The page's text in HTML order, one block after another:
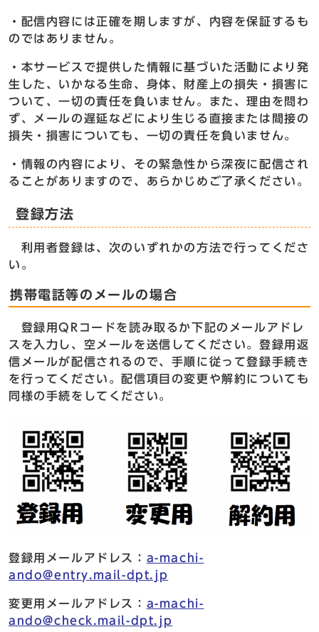
・配信内容には正確を期しますが、内容を保証するも
のではありません。
・本サービスで提供した情報に基づいた活動により発
生した、いかなる生命、身体、財産上の損失・損害に
ついて、一切の責任を負いません。また、理由を問わ
ず、メールの遅延などにより生じる直接または間接の
損失・損害についても、一切の責任を負いません。
・情報の内容により、その緊急性から深夜に配信され
ることがありますので、あらかじめご了承ください。
登録方法
利用者登録は、次のいずれかの方法で行ってくださ
い。
携帯電話等のメールの場合
登録用QRコードを読み取るか下記のメールアドレ
スを入力し、空メールを送信してください。登録用返
信メールが配信されるので、手順に従って登録手続き
を行ってください。配信項目の変更や解約についても
同様の手続をしてください。
登録用メールアドレス： a-machi-
ando@entry.mail-dpt.jp
変更用メールアドレス： a-machi-
ando@check.mail-dpt.jp